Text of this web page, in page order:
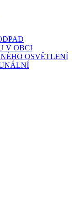
V OBCI
OSVĚTLENÍ